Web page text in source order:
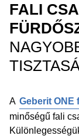
FALI
A Geberit ONE
minőségű fali